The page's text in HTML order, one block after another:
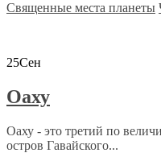
Священные места планеты
25Сен
Оаху
Оаху - это третий по
остров Гавайского...